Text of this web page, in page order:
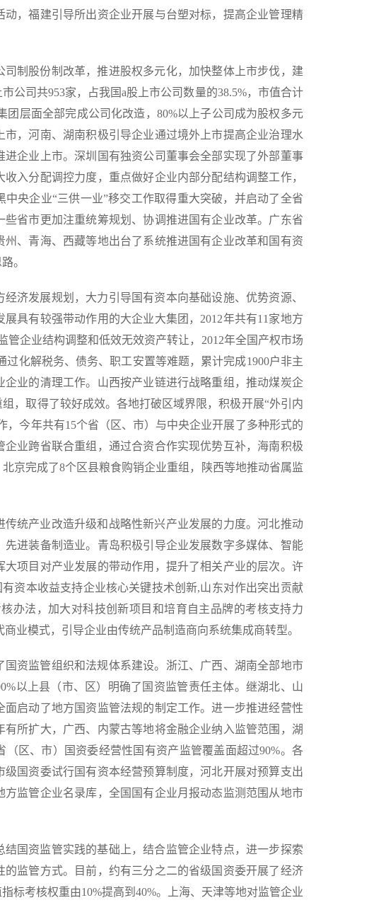
，福建引导所出资企业开展与台塑对标，提高企业管理精
股份制改革，推进股权多元化，加快整体上市步伐，建
公司共953家，占我国a股上市公司数量的38.5%，市值合计
团层面全部完成公司化改造，80%以上子公司成为股权多元
，河南、湖南积极引导企业通过境外上市提高企业治理水
企业上市。深圳国有独资公司董事会全部实现了外部董事
入分配调控力度，重点做好企业内部分配结构调整工作，
央企业“三供一业”移交工作取得重大突破，并启动了全省
省市更加注重统筹规划、协调推进国有企业改革。广东省
、青海、西藏等地出台了系统推进国有企业改革和国有资
。
发展规划，大力引导国有资本向基础设施、优势资源、
具有较强带动作用的大企业大集团，2012年共有11家地方
企业结构调整和低效无效资产转让，2012年全国产权市场
化解税务、债务、职工安置等难题，累计完成1900户非主
业的清理工作。山西按产业链进行战略重组，推动煤炭企
，取得了较好成效。各地打破区域界限，积极开展“外引内
今年共有15个省（区、市）与中央企业开展了多种形式的
业跨省联合重组，通过合资合作实现优势互补，海南积极
京完成了8个区县粮食购销企业重组，陕西等地推动省属监
产业改造升级和战略性新兴产业发展的力度。河北推动
进装备制造业。青岛积极引导企业发展数字多媒体、智能
项目对产业发展的带动作用，提升了相关产业的层次。许
资本收益支持企业核心关键技术创新,山东对作出突出贡献
办法，加大对科技创新项目和培育自主品牌的考核支持力
业模式，引导企业由传统产品制造商向系统集成商转型。
监管组织和法规体系建设。浙江、广西、湖南全部地市
以上县（市、区）明确了国资监管责任主体。继湖北、山
启动了地方国资监管法规的制定工作。进一步推进经营性
所扩大，广西、内蒙古等地将金融企业纳入监管范围，湖
区、市）国资委经营性国有资产监管覆盖面超过90%。各
国资委试行国有资本经营预算制度，河北开展对预算支出
监管企业名录库，全国国有企业月报动态监测范围从地市
资监管实践的基础上，结合监管企业特点，进一步探索
监管方式。目前，约有三分之二的省级国资委开展了经济
标考核权重由10%提高到40%。上海、天津等地对监管企业